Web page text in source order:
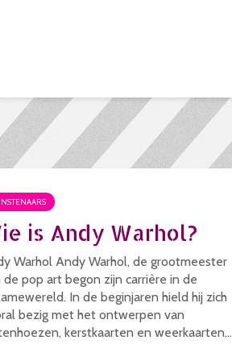
is Andy Warhol?
Warhol Andy Warhol, de grootmeester
de pop art begon zijn carrière in de
In de beginjaren hield hij zich
bezig met het ontwerpen van
kerstkaarten en weerkaarten...